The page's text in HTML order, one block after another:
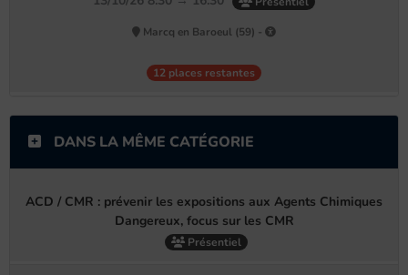
Marcq en Baroeul (59) -
12 places restantes
DANS LA MÊME CATÉGORIE
ACD / CMR : prévenir les expositions aux Agents Chimiques
Dangereux, focus sur les CMR
Présentiel